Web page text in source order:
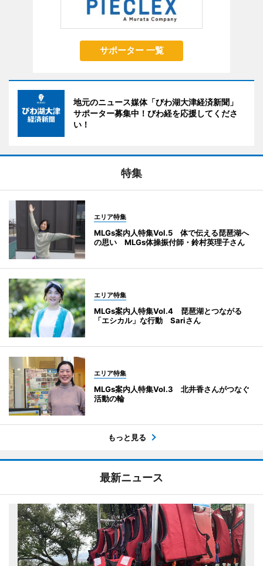
サポーター 一覧
地元のニュース媒体「びわ湖大津経済新聞」
サポーター募集中！びわ経を応援してくださ
い！
特集
エリア特集
MLGs案内人特集Vol.5 体で伝える琵琶湖へ
の思い MLGs体操振付師・鈴村英理子さん
エリア特集
MLGs案内人特集Vol.4 琵琶湖とつながる
「エシカル」な行動 Sariさん
エリア特集
MLGs案内人特集Vol.3 北井香さんがつなぐ
活動の輪
もっと見る
最新ニュース